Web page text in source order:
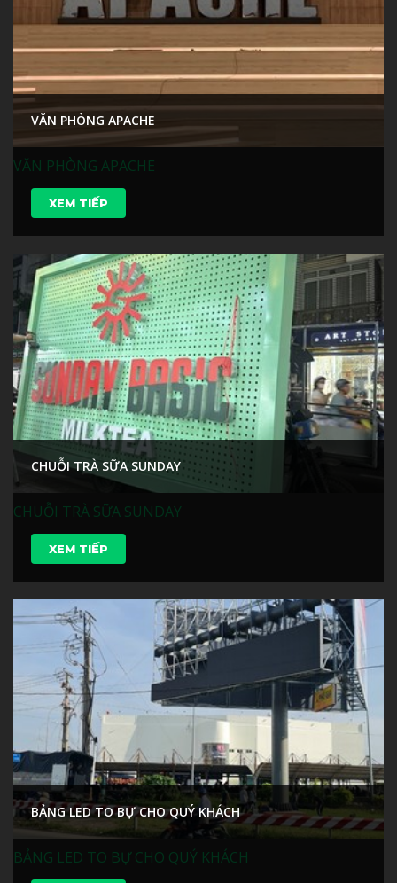
VĂN PHÒNG APACHE
XEM TIẾP
VĂN PHÒNG APACHE
CHUỖI TRÀ SỮA SUNDAY
XEM TIẾP
CHUỖI TRÀ SỮA SUNDAY
BẢNG LED TO BỰ CHO QUÝ KHÁCH
BẢNG LED TO BỰ CHO QUÝ KHÁCH